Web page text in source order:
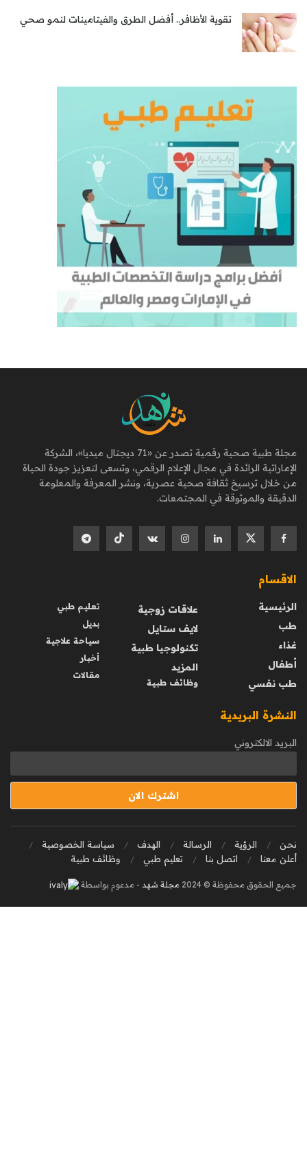
تقوية الأظافر.. أفضل الطرق والفيتامينات لنمو صحي
مجلة طبية صحية رقمية تصدر عن «71 ديجتال ميديا»، الشركة
الإماراتية الرائدة في مجال الإعلام الرقمي، وتسعى لتعزيز جودة الحياة
من خلال ترسيخ ثقافة صحية عصرية، ونشر المعرفة والمعلومة
الدقيقة والموثوقة في المجتمعات.
الاقسام
الرئيسية
طب
غذاء
أطفال
طب نفسي
علاقات زوجية
لايف ستايل
تكنولوجيا طبية
المزيد
وظائف طبية
تعليم طبي
بديل
سياحة علاجية
أخبار
مقالات
النشرة البريدية
البريد الالكتروني
نحن الرؤية الرسالة الهدف
سياسة الخصوصية
أعلن معنا
اتصل بنا تعليم طبي وظائف طبية
جميع الحقوق محفوظة © 2024 مجلة شهد - مدعوم بواسطة